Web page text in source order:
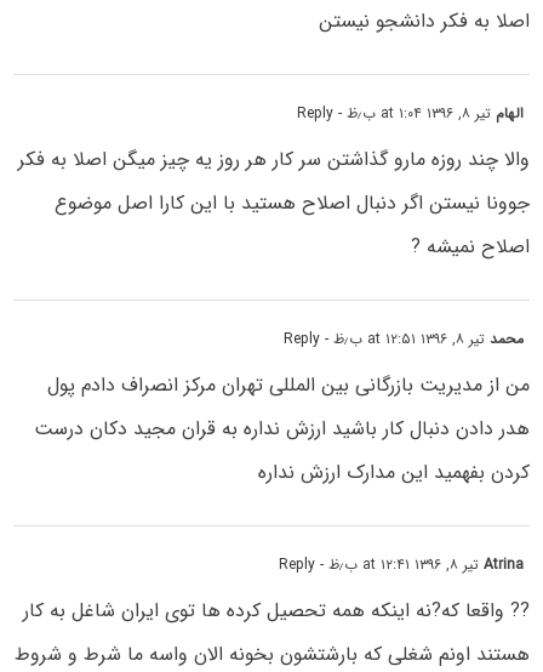
اصلا به فکر دانشجو نیستن
الهام تیر ۸, ۱۳۹۶ at ۱:۰۴ ب٫ظ - Reply
والا چند روزه مارو گذاشتن سر کار هر روز یه چیز میگن اصلا به فکر
جوونا نیستن اگر دنبال اصلاح هستید با این کارا اصل موضوع
اصلاح نمیشه ?
محمدتیر ۸, ۱۳۹۶ at ۱۲:۵۱ ب٫ظ - Reply
من از مدیریت بازرگانی بین المللی تهران مرکز انصراف دادم پول
هدر دادن دنبال کار باشید ارزش نداره به قران مجید دکان درست
کردن بفهمید این مدارک ارزش نداره
Atrinaتیر ۸, ۱۳۹۶ at ۱۲:۴۱ ب٫ظ - Reply
?? واقعا که?نه اینکه همه تحصیل کرده ها توی ایران شاغل به کار
هستند اونم شغلی که بارشتشون بخونه الان واسه ما شرط و شروط